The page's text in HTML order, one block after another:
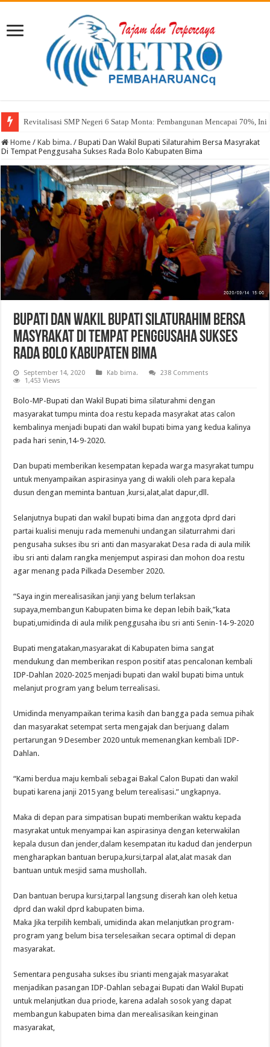
Sekda Abul: Pelantikan adalah Pengakuan Kompetensi
Home / Kab bima. / Bupati Dan Wakil Bupati Silaturahim Bersa Masyrakat
Di Tempat Penggusaha Sukses Rada Bolo Kabupaten Bima
Bupati Dan Wakil Bupati Silaturahim Bersa
Masyrakat Di Tempat Penggusaha Sukses
Rada Bolo Kabupaten Bima
September 14, 2020 Kab bima.
238 Comments
1,453 Views
Bolo-MP-Bupati dan Wakil Bupati bima silaturahmi dengan
masyarakat tumpu minta doa restu kepada masyrakat atas calon
kembalinya menjadi bupati dan wakil bupati bima yang kedua kalinya
pada hari senin,14-9-2020.
Dan bupati memberikan kesempatan kepada warga masyrakat tumpu
untuk menyampaikan aspirasinya yang di wakili oleh para kepala
dusun dengan meminta bantuan ,kursi,alat,alat dapur,dll.
Selanjutnya bupati dan wakil bupati bima dan anggota dprd dari
partai kualisi menuju rada memenuhi undangan silaturrahmi dari
pengusaha sukses ibu sri anti dan masyarakat Desa rada di aula milik
ibu sri anti dalam rangka menjemput aspirasi dan mohon doa restu
agar menang pada Pilkada Desember 2020.
“Saya ingin merealisasikan janji yang belum terlaksan
supaya,membangun Kabupaten bima ke depan lebih baik,”kata
bupati,umidinda di aula milik penggusaha ibu sri anti Senin-14-9-2020
Bupati mengatakan,masyarakat di Kabupaten bima sangat
mendukung dan memberikan respon positif atas pencalonan kembali
IDP-Dahlan 2020-2025 menjadi bupati dan wakil bupati bima untuk
melanjut program yang belum terrealisasi.
Umidinda menyampaikan terima kasih dan bangga pada semua pihak
dan masyarakat setempat serta mengajak dan berjuang dalam
pertarungan 9 Desember 2020 untuk memenangkan kembali IDP-
Dahlan.
“Kami berdua maju kembali sebagai Bakal Calon Bupati dan wakil
bupati karena janji 2015 yang belum terealisasi.” ungkapnya.
Maka di depan para simpatisan bupati memberikan waktu kepada
masyrakat untuk menyampai kan aspirasinya dengan keterwakilan
kepala dusun dan jender,dalam kesempatan itu kadud dan jenderpun
mengharapkan bantuan berupa,kursi,tarpal alat,alat masak dan
bantuan untuk mesjid sama mushollah.
Dan bantuan berupa kursi,tarpal langsung diserah kan oleh ketua
dprd dan wakil dprd kabupaten bima.
Maka Jika terpilih kembali, umidinda akan melanjutkan program-
program yang belum bisa terselesaikan secara optimal di depan
masyarakat.
Sementara pengusaha sukses ibu srianti mengajak masyarakat
menjadikan pasangan IDP-Dahlan sebagai Bupati dan Wakil Bupati
untuk melanjutkan dua priode, karena adalah sosok yang dapat
membangun kabupaten bima dan merealisasikan keinginan
masyarakat,